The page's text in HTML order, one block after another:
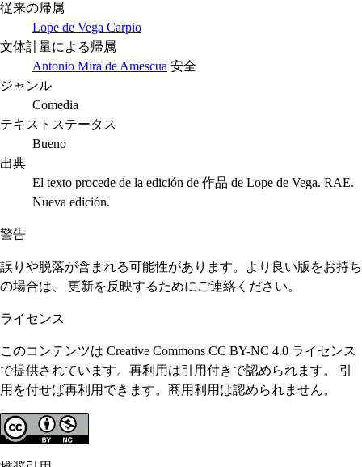
従来の帰属
Lope de Vega Carpio
文体計量による帰属
Antonio Mira de Amescua 安全
ジャンル
Comedia
テキストステータス
Bueno
出典
El texto procede de la edición de 作品 de Lope de Vega. RAE.
Nueva edición.
警告
誤りや脱落が含まれる可能性があります。より良い版をお持ち
の場合は、 更新を反映するためにご連絡ください。
ライセンス
このコンテンツは Creative Commons CC BY-NC 4.0 ライセンス
で提供されています。再利用は引用付きで認められます。 引
用を付せば再利用できます。商用利用は認められません。